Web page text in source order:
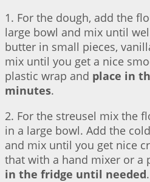
1. For the dough, add the
large bowl and mix until
butter in small pieces,
mix until you get a nice
plastic wrap and place in
minutes.
2. For the streusel mix the
in a large bowl. Add the
and mix until you get nice
that with a hand mixer or a
in the fridge until needed.